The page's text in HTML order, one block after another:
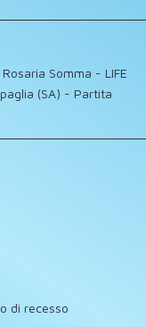
Somma - LIFE
(SA) - Partita
di recesso